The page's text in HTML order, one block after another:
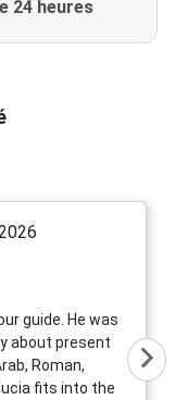
24 heures
guide. He was
about present
Roman,
fits into the